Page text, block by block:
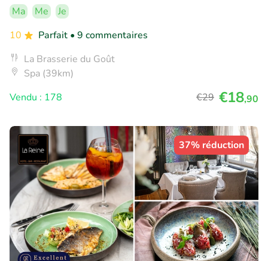
Ma Me
Je
10
Parfait • 9 commentaires
La Brasserie du Goût
Spa (39km)
Vendu : 178
€29 €18,90
37% réduction